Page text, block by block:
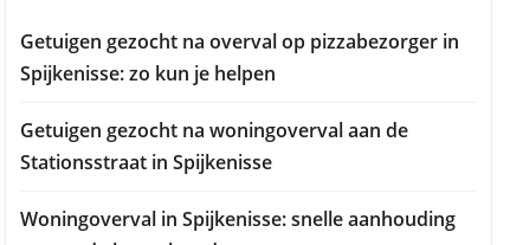
Getuigen gezocht na overval op pizzabezorger in
Spijkenisse: zo kun je helpen
Getuigen gezocht na woningoverval aan de
Stationsstraat in Spijkenisse
Woningoverval in Spijkenisse: snelle aanhouding